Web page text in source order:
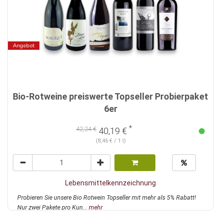
Angebot
Bio-Rotweine preiswerte Topseller Probierpaket
6er
42,24 € 40,19 € *
(8,46 € / 1 l)
Lebensmittelkennzeichnung
Probieren Sie unsere Bio Rotwein Topseller mit mehr als 5% Rabatt!
Nur zwei Pakete pro Kun... mehr